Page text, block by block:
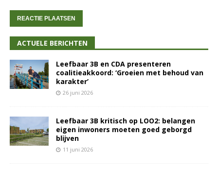
ACTUELE BERICHTEN
Leefbaar 3B en CDA presenteren
coalitieakkoord: ‘Groeien met behoud van
karakter’
26 juni 2026
Leefbaar 3B kritisch op LOO2: belangen
eigen inwoners moeten goed geborgd
blijven
11 juni 2026